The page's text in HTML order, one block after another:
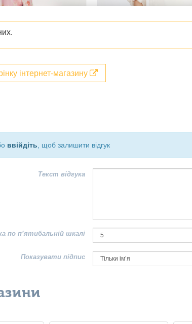
інтернет-магазину
ввійдіть , щоб залишити відгук
Текст відгука
по п’ятибальній шкалі
Показувати підпис